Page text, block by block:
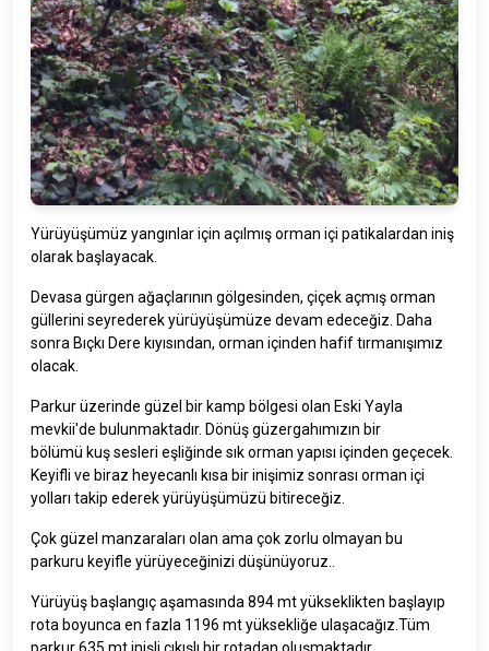
Yürüyüşümüz yangınlar için açılmış orman içi patikalardan iniş
olarak başlayacak.
Devasa gürgen ağaçlarının gölgesinden, çiçek açmış orman
güllerini seyrederek yürüyüşümüze devam edeceğiz. Daha
sonra Bıçkı Dere kıyısından, orman içinden hafif tırmanışımız
olacak.
Parkur üzerinde güzel bir kamp bölgesi olan Eski Yayla
mevkii'de bulunmaktadır. Dönüş güzergahımızın bir
bölümü kuş sesleri eşliğinde sık orman yapısı içinden geçecek.
Keyifli ve biraz heyecanlı kısa bir inişimiz sonrası orman içi
yolları takip ederek yürüyüşümüzü bitireceğiz.
Çok güzel manzaraları olan ama çok zorlu olmayan bu
parkuru keyifle yürüyeceğinizi düşünüyoruz..
Yürüyüş başlangıç aşamasında 894 mt yükseklikten başlayıp
rota boyunca en fazla 1196 mt yüksekliğe ulaşacağız.Tüm
parkur 635 mt inişli çıkışlı bir rotadan oluşmaktadır